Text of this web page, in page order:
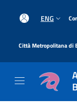
ENG
Città Metropolitana di